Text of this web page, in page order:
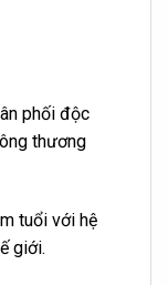
phối độc
thương
tuổi với hệ
giới.